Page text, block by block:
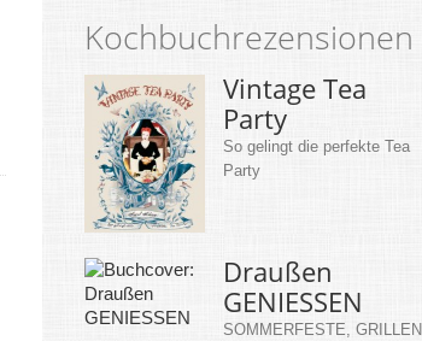
Kochbuchrezensionen
Vintage Tea
Party
So gelingt die perfekte Tea
Party
Draußen
GENIESSEN
SOMMERFESTE, GRILLEN